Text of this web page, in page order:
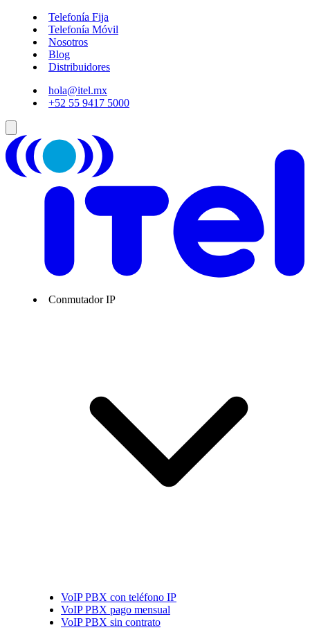
Telefonía Fija
Telefonía Móvil
Nosotros
Blog
Distribuidores
hola@itel.mx
+52 55 9417 5000
Conmutador IP
VoIP PBX con teléfono IP
VoIP PBX pago mensual
VoIP PBX sin contrato